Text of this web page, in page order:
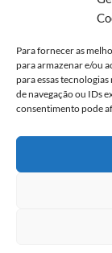
Para fornecer as
para armazenar e/ou
para essas
de navegação ou IDs
consentimento pode
Você já
A